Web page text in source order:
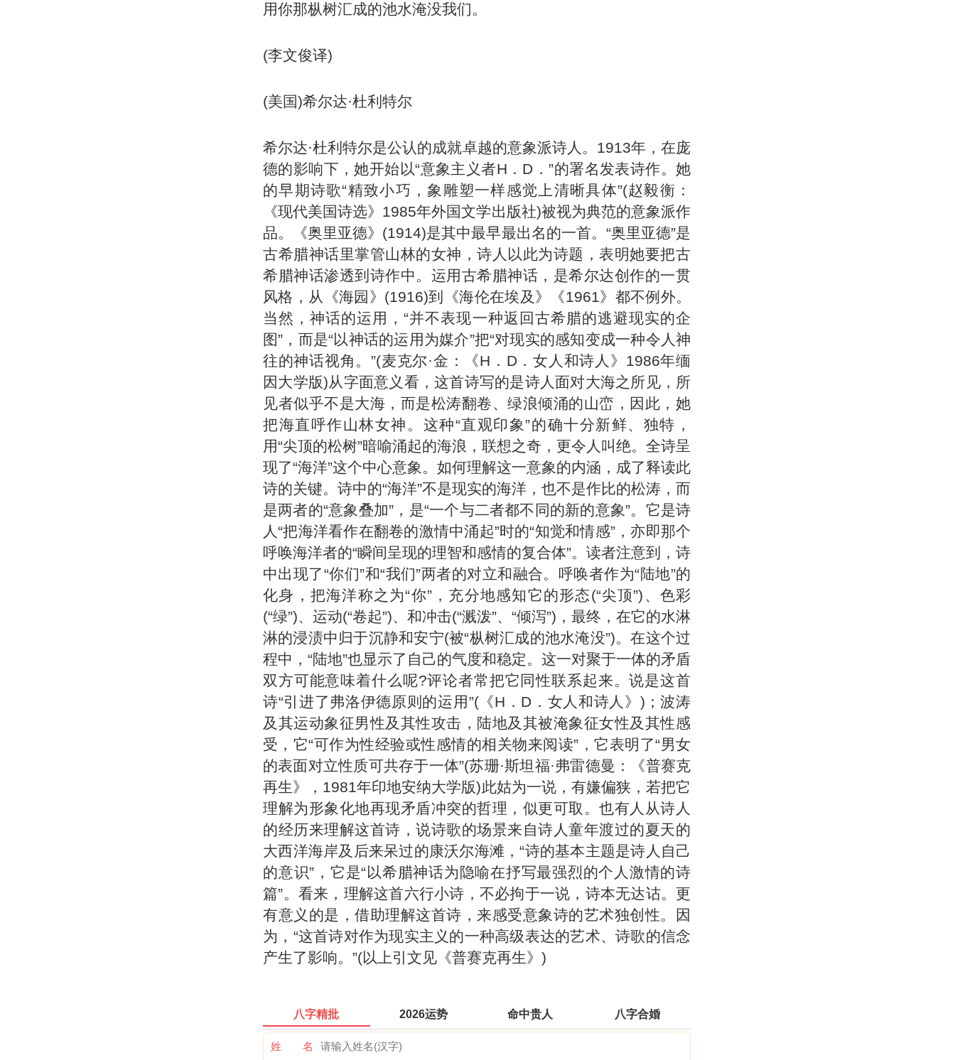
用你那枞树汇成的池水淹没我们。
(李文俊译)
(美国)希尔达·杜利特尔
希尔达·杜利特尔是公认的成就卓越的意象派诗人。1913年，在庞
德的影响下，她开始以“意象主义者H．D．”的署名发表诗作。她
的早期诗歌“精致小巧，象雕塑一样感觉上清晰具体”(赵毅衡：
《现代美国诗选》1985年外国文学出版社)被视为典范的意象派作
品。《奥里亚德》(1914)是其中最早最出名的一首。“奥里亚德”是
古希腊神话里掌管山林的女神，诗人以此为诗题，表明她要把古
希腊神话渗透到诗作中。运用古希腊神话，是希尔达创作的一贯
风格，从《海园》(1916)到《海伦在埃及》《1961》都不例外。
当然，神话的运用，“并不表现一种返回古希腊的逃避现实的企
图”，而是“以神话的运用为媒介”把“对现实的感知变成一种令人神
往的神话视角。”(麦克尔·金：《H．D．女人和诗人》1986年缅
因大学版)从字面意义看，这首诗写的是诗人面对大海之所见，所
见者似乎不是大海，而是松涛翻卷、绿浪倾涌的山峦，因此，她
把海直呼作山林女神。这种“直观印象”的确十分新鲜、独特，
用“尖顶的松树”暗喻涌起的海浪，联想之奇，更令人叫绝。全诗呈
现了“海洋”这个中心意象。如何理解这一意象的内涵，成了释读此
诗的关键。诗中的“海洋”不是现实的海洋，也不是作比的松涛，而
是两者的“意象叠加”，是“一个与二者都不同的新的意象”。它是诗
人“把海洋看作在翻卷的激情中涌起”时的“知觉和情感”，亦即那个
呼唤海洋者的“瞬间呈现的理智和感情的复合体”。读者注意到，诗
中出现了“你们”和“我们”两者的对立和融合。呼唤者作为“陆地”的
化身，把海洋称之为“你”，充分地感知它的形态(“尖顶”)、色彩
(“绿”)、运动(“卷起”)、和冲击(“溅泼”、“倾泻”)，最终，在它的水淋
淋的浸渍中归于沉静和安宁(被“枞树汇成的池水淹没”)。在这个过
程中，“陆地”也显示了自己的气度和稳定。这一对聚于一体的矛盾
双方可能意味着什么呢?评论者常把它同性联系起来。说是这首
诗“引进了弗洛伊德原则的运用”(《H．D．女人和诗人》)；波涛
及其运动象征男性及其性攻击，陆地及其被淹象征女性及其性感
受，它“可作为性经验或性感情的相关物来阅读”，它表明了“男女
的表面对立性质可共存于一体”(苏珊·斯坦福·弗雷德曼：《普赛克
再生》，1981年印地安纳大学版)此姑为一说，有嫌偏狭，若把它
理解为形象化地再现矛盾冲突的哲理，似更可取。也有人从诗人
的经历来理解这首诗，说诗歌的场景来自诗人童年渡过的夏天的
大西洋海岸及后来呆过的康沃尔海滩，“诗的基本主题是诗人自己
的意识”，它是“以希腊神话为隐喻在抒写最强烈的个人激情的诗
篇”。看来，理解这首六行小诗，不必拘于一说，诗本无达诂。更
有意义的是，借助理解这首诗，来感受意象诗的艺术独创性。因
为，“这首诗对作为现实主义的一种高级表达的艺术、诗歌的信念
产生了影响。”(以上引文见《普赛克再生》)
八字精批 2026运势 命中贵人 八字合婚
姓 名